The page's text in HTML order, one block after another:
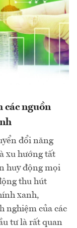
các nguồn
đổi năng
xu hướng tất
huy động mọi
thu hút
xanh,
nghiệm của các
tư là rất quan